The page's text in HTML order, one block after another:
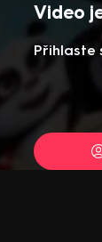
Video
Přihlaste